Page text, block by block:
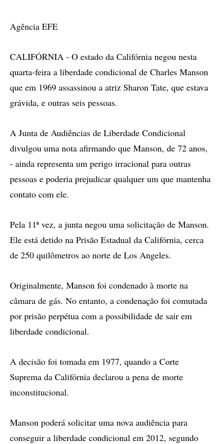
Agência EFE
CALIFÓRNIA - O estado da Califórnia negou nesta
quarta-feira a liberdade condicional de Charles Manson
que em 1969 assassinou a atriz Sharon Tate, que estava
grávida, e outras seis pessoas.
A Junta de Audiências de Liberdade Condicional
divulgou uma nota afirmando que Manson, de 72 anos,
- ainda representa um perigo irracional para outras
pessoas e poderia prejudicar qualquer um que mantenha
contato com ele.
Pela 11ª vez, a junta negou uma solicitação de Manson.
Ele está detido na Prisão Estadual da Califórnia, cerca
de 250 quilômetros ao norte de Los Angeles.
Originalmente, Manson foi condenado à morte na
câmara de gás. No entanto, a condenação foi comutada
por prisão perpétua com a possibilidade de sair em
liberdade condicional.
A decisão foi tomada em 1977, quando a Corte
Suprema da Califórnia declarou a pena de morte
inconstitucional.
Manson poderá solicitar uma nova audiência para
conseguir a liberdade condicional em 2012, segundo